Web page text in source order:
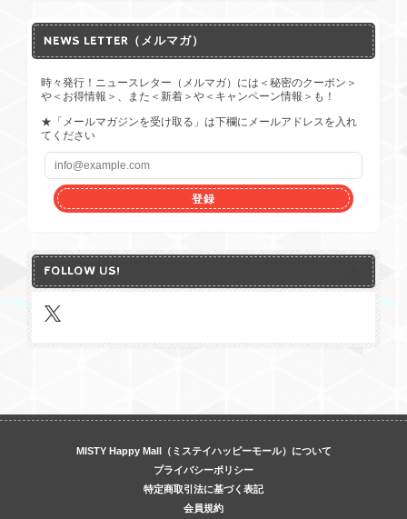
NEWS LETTER（メルマガ）
時々発行！ニュースレター（メルマガ）には＜秘密のクーポン＞
や＜お得情報＞、また＜新着＞や＜キャンペーン情報＞も！
★「メールマガジンを受け取る」は下欄にメールアドレスを入れ
てください
登録
FOLLOW US!
MISTY Happy Mall（ミステイハッピーモール）について
プライバシーポリシー
特定商取引法に基づく表記
会員規約